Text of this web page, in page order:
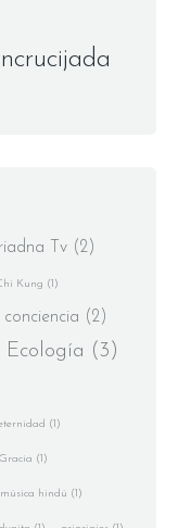
Tv (2)
Kung (1)
conciencia (2)
Ecología (3)
(1)
Gracia (1)
música hindú (1)